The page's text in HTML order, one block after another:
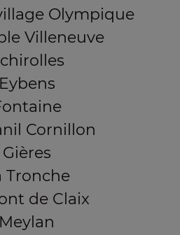
Olympique
Villeneuve
Eybens
Cornillon
Gières
Tronche
de Claix
Meylan